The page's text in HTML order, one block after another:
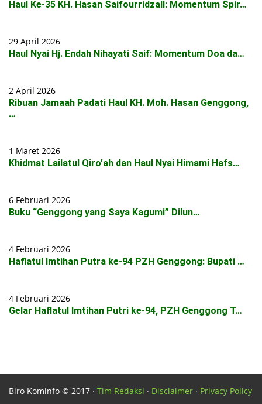
Haul Ke-35 KH. Hasan Saifourridzall: Momentum Spir…
29 April 2026
Haul Nyai Hj. Endah Nihayati Saif: Momentum Doa da…
2 April 2026
Ribuan Jamaah Padati Haul KH. Moh. Hasan Genggong,
…
1 Maret 2026
Khidmat Lailatul Qiro’ah dan Haul Nyai Himami Hafs…
6 Februari 2026
Buku “Genggong yang Saya Kagumi” Dilun…
4 Februari 2026
Haflatul Imtihan Putra ke-94 PZH Genggong: Bupati …
4 Februari 2026
Gelar Haflatul Imtihan Putri ke-94, PZH Genggong T…
Biro Kominfo © 2017 · Tim Redaksi · Disclaimer · Privacy Policy